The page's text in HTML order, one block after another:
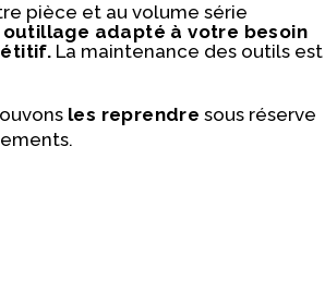
pièce et au volume série
adapté à votre besoin
La maintenance des outils est
les reprendre sous réserve